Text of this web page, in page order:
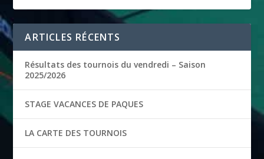
ARTICLES RÉCENTS
Résultats des tournois du vendredi – Saison
2025/2026
STAGE VACANCES DE PAQUES
LA CARTE DES TOURNOIS